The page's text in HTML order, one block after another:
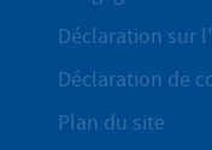
Déclaration sur
Déclaration de
Plan du site